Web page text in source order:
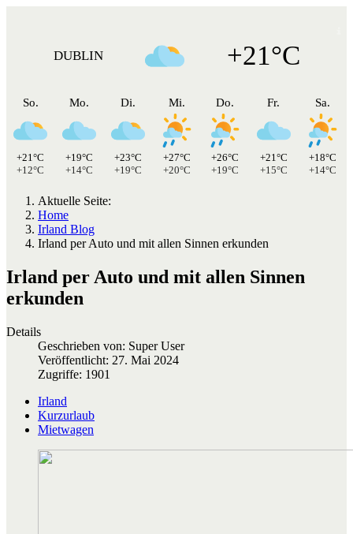
DUBLIN +21°C
So.
+21°C
+12°C
Mo.
+19°C
+14°C
Di.
+23°C
+19°C
Mi.
+27°C
+20°C
Do.
+26°C
+19°C
Fr.
+21°C
+15°C
Sa.
+18°C
+14°C
Aktuelle Seite:
Home
Irland Blog
Irland per Auto und mit allen Sinnen erkunden
Irland per Auto und mit allen Sinnen
erkunden
Details
Geschrieben von: Super User
Veröffentlicht: 27. Mai 2024
Zugriffe: 1901
Irland
Kurzurlaub
Mietwagen